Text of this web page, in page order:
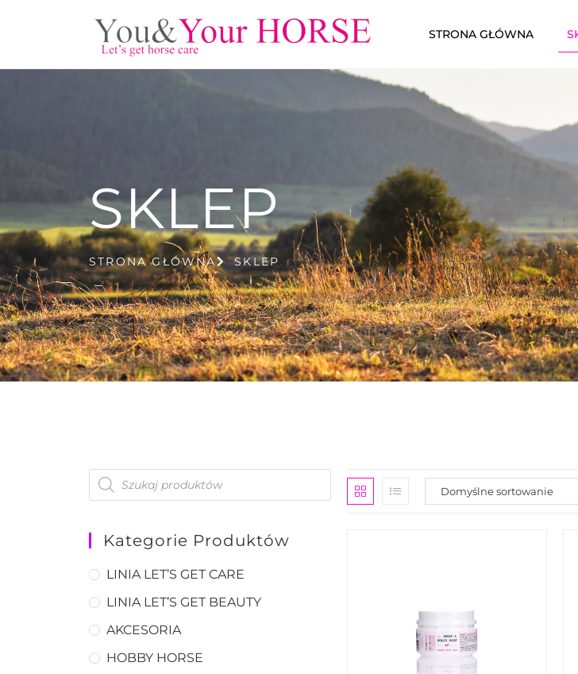
STRONA GŁÓWNA
SKLEP
STRONA GŁÓWNA SKLEP
Kategorie Produktów
LINIA LET’S GET CARE
LINIA LET’S GET BEAUTY
AKCESORIA
HOBBY HORSE